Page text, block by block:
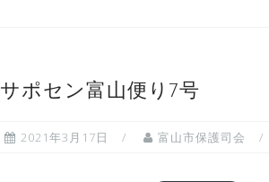
サポセン富山便り7号
2021年3月17日 富山市保護司会